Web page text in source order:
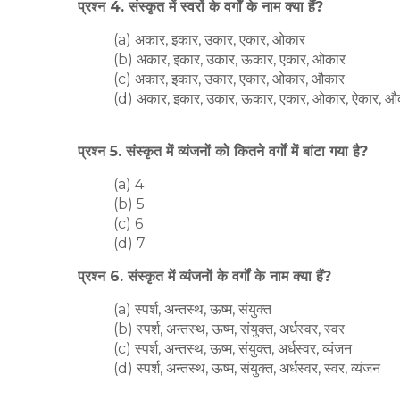
प्रश्न 4. संस्कृत में स्वरों के वर्गों के नाम क्या हैं?
(a) अकार, इकार, उकार, एकार, ओकार
(b) अकार, इकार, उकार, ऊकार, एकार, ओकार
(c) अकार, इकार, उकार, एकार, ओकार, औकार
(d) अकार, इकार, उकार, ऊकार, एकार, ओकार, ऐकार,
प्रश्न 5. संस्कृत में व्यंजनों को कितने वर्गों में बांटा गया है?
(a) 4
(b) 5
(c) 6
(d) 7
प्रश्न 6. संस्कृत में व्यंजनों के वर्गों के नाम क्या हैं?
(a) स्पर्श, अन्तस्थ, ऊष्म, संयुक्त
(b) स्पर्श, अन्तस्थ, ऊष्म, संयुक्त, अर्धस्वर, स्वर
(c) स्पर्श, अन्तस्थ, ऊष्म, संयुक्त, अर्धस्वर, व्यंजन
(d) स्पर्श, अन्तस्थ, ऊष्म, संयुक्त, अर्धस्वर, स्वर, व्यंजन